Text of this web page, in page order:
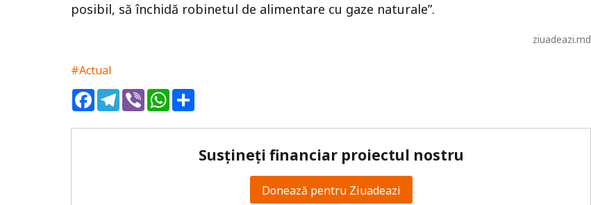
posibil, să închidă robinetul de alimentare cu gaze naturale”.
ziuadeazi.md
#Actual
FacebookTelegram
ViberWhatsApp
Susțineți financiar proiectul nostru
Donează pentru Ziuadeazi